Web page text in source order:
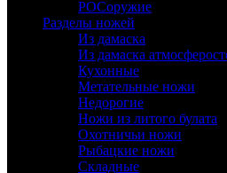
РОСоружие
Разделы ножей
Из дамаска
Из дамаска
Кухонные
Метательные ножи
Недорогие
Ножи из литого булата
Охотничьи ножи
Рыбацкие ножи
Складные